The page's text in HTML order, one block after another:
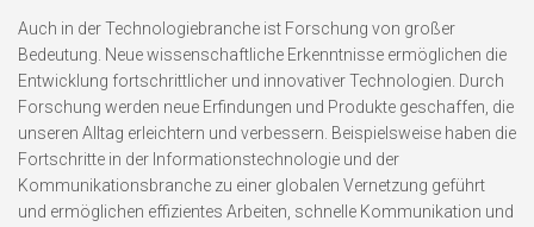
Auch in der Technologiebranche ist Forschung von großer
Bedeutung. Neue wissenschaftliche Erkenntnisse ermöglichen die
Entwicklung fortschrittlicher und innovativer Technologien. Durch
Forschung werden neue Erfindungen und Produkte geschaffen, die
unseren Alltag erleichtern und verbessern. Beispielsweise haben die
Fortschritte in der Informationstechnologie und der
Kommunikationsbranche zu einer globalen Vernetzung geführt
und ermöglichen effizientes Arbeiten, schnelle Kommunikation und